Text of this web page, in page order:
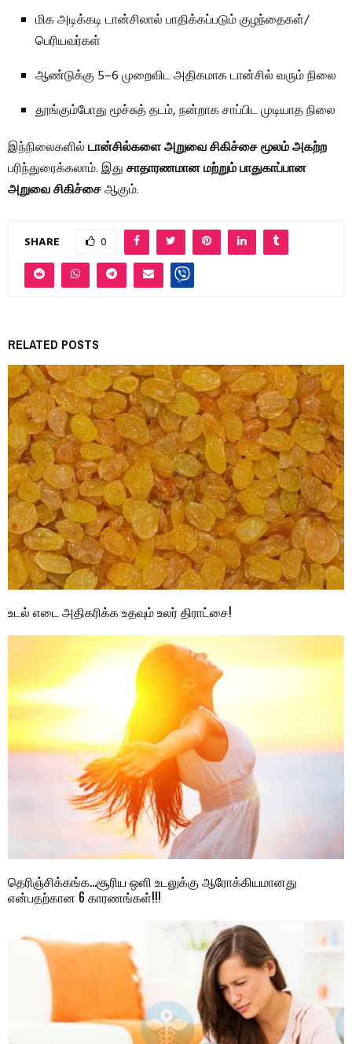
மிக அடிக்கடி டான்சிலால் பாதிக்கப்படும் குழந்தைகள்/
பெரியவர்கள்
ஆண்டுக்கு 5–6 முறைவிட அதிகமாக டான்சில் வரும் நிலை
தூங்கும்போது மூச்சுத் தடம், நன்றாக சாப்பிட முடியாத நிலை
இந்நிலைகளில்டான்சில்களை அறுவை சிகிச்சை மூலம் அகற்ற
பரிந்துரைக்கலாம். இதுசாதாரணமான மற்றும் பாதுகாப்பான
அறுவை சிகிச்சைஆகும்.
SHARE 0
RELATED POSTS
உடல் எடை அதிகரிக்க உதவும் உலர் திராட்சை!
தெரிஞ்சிக்கங்க…சூரிய ஒளி உடலுக்கு ஆரோக்கியமானது
என்பதற்கான 6 காரணங்கள்!!!